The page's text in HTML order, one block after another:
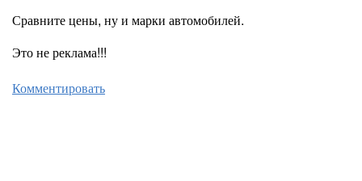
Сравните цены, ну и марки автомобилей.
Это не реклама!!!
Комментировать